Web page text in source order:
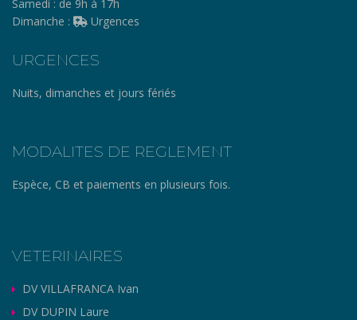
Samedi : de 9h à 17h
Dimanche :
Urgences
URGENCES
Nuits, dimanches et jours fériés
MODALITES DE REGLEMENT
Espèce, CB et paiements en plusieurs fois.
VETERINAIRES
DV VILLAFRANCA Ivan
DV DUPIN Laure